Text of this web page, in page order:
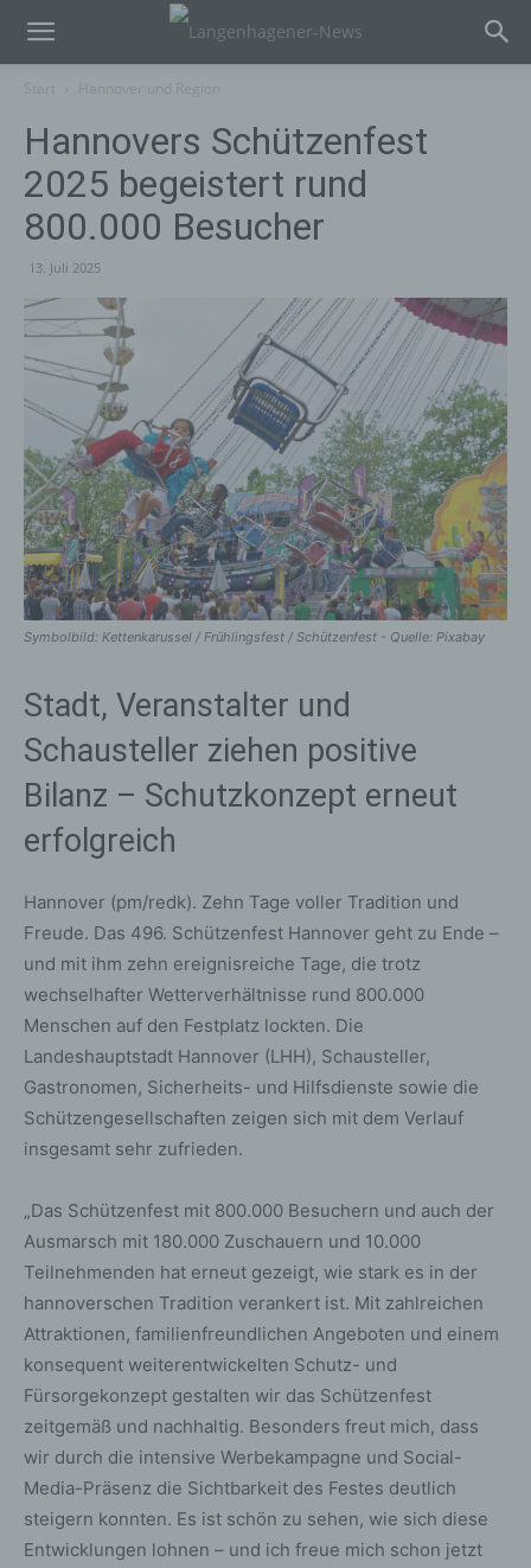
Hannovers Schützenfest
2025 begeistert rund
800.000 Besucher
13. Juli 2025
Symbolbild: Kettenkarussel / Frühlingsfest / Schützenfest - Quelle: Pixabay
Stadt, Veranstalter und
Schausteller ziehen positive
Bilanz – Schutzkonzept erneut
erfolgreich
Hannover (pm/redk). Zehn Tage voller Tradition und
Freude. Das 496. Schützenfest Hannover geht zu Ende –
und mit ihm zehn ereignisreiche Tage, die trotz
wechselhafter Wetterverhältnisse rund 800.000
Menschen auf den Festplatz lockten. Die
Landeshauptstadt Hannover (LHH), Schausteller,
Gastronomen, Sicherheits- und Hilfsdienste sowie die
Schützengesellschaften zeigen sich mit dem Verlauf
insgesamt sehr zufrieden.
„Das Schützenfest mit 800.000 Besuchern und auch der
Ausmarsch mit 180.000 Zuschauern und 10.000
Teilnehmenden hat erneut gezeigt, wie stark es in der
hannoverschen Tradition verankert ist. Mit zahlreichen
Attraktionen, familienfreundlichen Angeboten und einem
konsequent weiterentwickelten Schutz- und
Fürsorgekonzept gestalten wir das Schützenfest
zeitgemäß und nachhaltig. Besonders freut mich, dass
wir durch die intensive Werbekampagne und Social-
Media-Präsenz die Sichtbarkeit des Festes deutlich
steigern konnten. Es ist schön zu sehen, wie sich diese
Entwicklungen lohnen – und ich freue mich schon jetzt